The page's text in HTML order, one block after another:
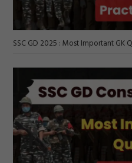
SSC GD 2025 : Most Important GK